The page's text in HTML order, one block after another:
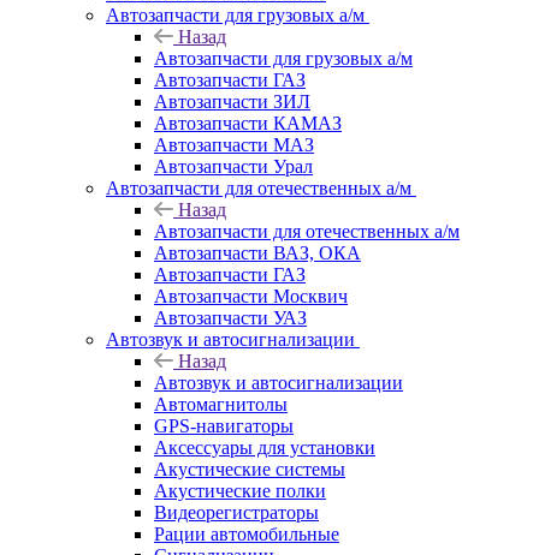
Автозапчасти для грузовых а/м
Назад
Автозапчасти для грузовых а/м
Автозапчасти ГАЗ
Автозапчасти ЗИЛ
Автозапчасти КАМАЗ
Автозапчасти МАЗ
Автозапчасти Урал
Автозапчасти для отечественных а/м
Назад
Автозапчасти для отечественных а/м
Автозапчасти ВАЗ, ОКА
Автозапчасти ГАЗ
Автозапчасти Москвич
Автозапчасти УАЗ
Автозвук и автосигнализации
Назад
Автозвук и автосигнализации
Автомагнитолы
GPS-навигаторы
Аксессуары для установки
Акустические системы
Акустические полки
Видеорегистраторы
Рации автомобильные